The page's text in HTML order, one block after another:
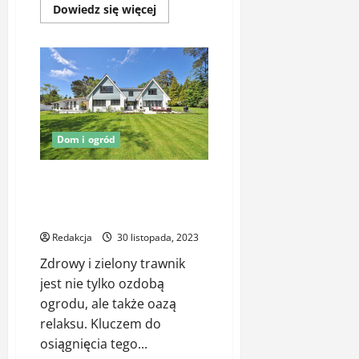
Dowiedz się więcejDowiedz
się
Ogórki
kiwano
–
jak
je
uprawiać
w
ogrodzie?
Dom i ogród
Redakcja 30 listopada, 2023
Zdrowy i zielony trawnik
jest nie tylko ozdobą
ogrodu, ale także oazą
relaksu. Kluczem do
osiągnięcia tego...